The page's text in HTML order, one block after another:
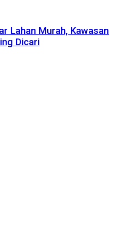
Lahan Murah, Kawasan
Dicari